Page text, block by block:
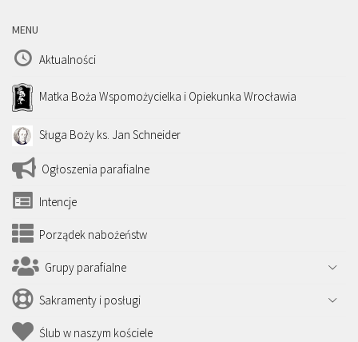
MENU
Aktualności
Matka Boża Wspomożycielka i Opiekunka Wrocławia
Sługa Boży ks. Jan Schneider
Ogłoszenia parafialne
Intencje
Porządek nabożeństw
Grupy parafialne
Sakramenty i posługi
Ślub w naszym kościele